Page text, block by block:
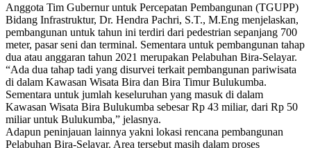
Anggota Tim Gubernur untuk Percepatan Pembangunan (TGUPP)
Bidang Infrastruktur, Dr. Hendra Pachri, S.T., M.Eng menjelaskan,
pembangunan untuk tahun ini terdiri dari pedestrian sepanjang 700
meter, pasar seni dan terminal. Sementara untuk pembangunan tahap
dua atau anggaran tahun 2021 merupakan Pelabuhan Bira-Selayar.
“Ada dua tahap tadi yang disurvei terkait pembangunan pariwisata
di dalam Kawasan Wisata Bira dan Bira Timur Bulukumba.
Sementara untuk jumlah keseluruhan yang masuk di dalam
Kawasan Wisata Bira Bulukumba sebesar Rp 43 miliar, dari Rp 50
miliar untuk Bulukumba,” jelasnya.
Adapun peninjauan lainnya yakni lokasi rencana pembangunan
Pelabuhan Bira-Selayar. Area tersebut masih dalam proses